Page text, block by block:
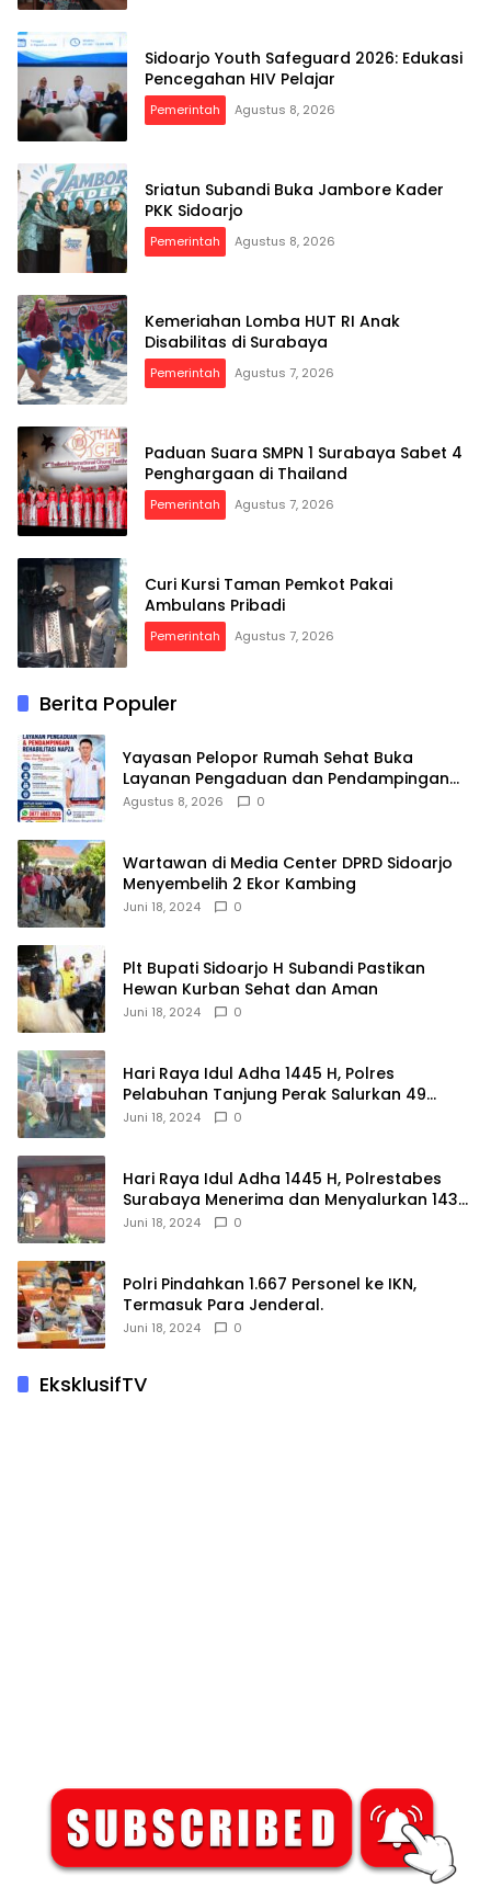
Sidoarjo Youth Safeguard 2026: Edukasi
Pencegahan HIV Pelajar
Pemerintah Agustus 8, 2026
Sriatun Subandi Buka Jambore Kader
PKK Sidoarjo
Pemerintah Agustus 8, 2026
Kemeriahan Lomba HUT RI Anak
Disabilitas di Surabaya
Pemerintah Agustus 7, 2026
Paduan Suara SMPN 1 Surabaya Sabet 4
Penghargaan di Thailand
Pemerintah Agustus 7, 2026
Curi Kursi Taman Pemkot Pakai
Ambulans Pribadi
Pemerintah Agustus 7, 2026
Berita Populer
Yayasan Pelopor Rumah Sehat Buka
Layanan Pengaduan dan Pendampingan
Rehabilitasi NAPZA 24 Jam
Agustus 8, 2026 0
Wartawan di Media Center DPRD Sidoarjo
Menyembelih 2 Ekor Kambing
Juni 18, 2024 0
Plt Bupati Sidoarjo H Subandi Pastikan
Hewan Kurban Sehat dan Aman
Juni 18, 2024 0
Hari Raya Idul Adha 1445 H, Polres
Pelabuhan Tanjung Perak Salurkan 49
Hewan Korban.
Juni 18, 2024 0
Hari Raya Idul Adha 1445 H, Polrestabes
Surabaya Menerima dan Menyalurkan 143
Hewan Kurban
Juni 18, 2024 0
Polri Pindahkan 1.667 Personel ke IKN,
Termasuk Para Jenderal.
Juni 18, 2024 0
EksklusifTV